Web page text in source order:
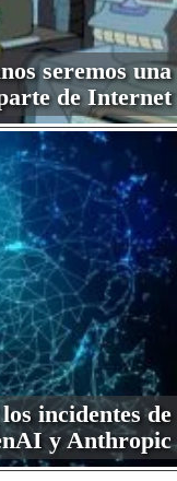
seremos una
de Internet
incidentes de
y Anthropic